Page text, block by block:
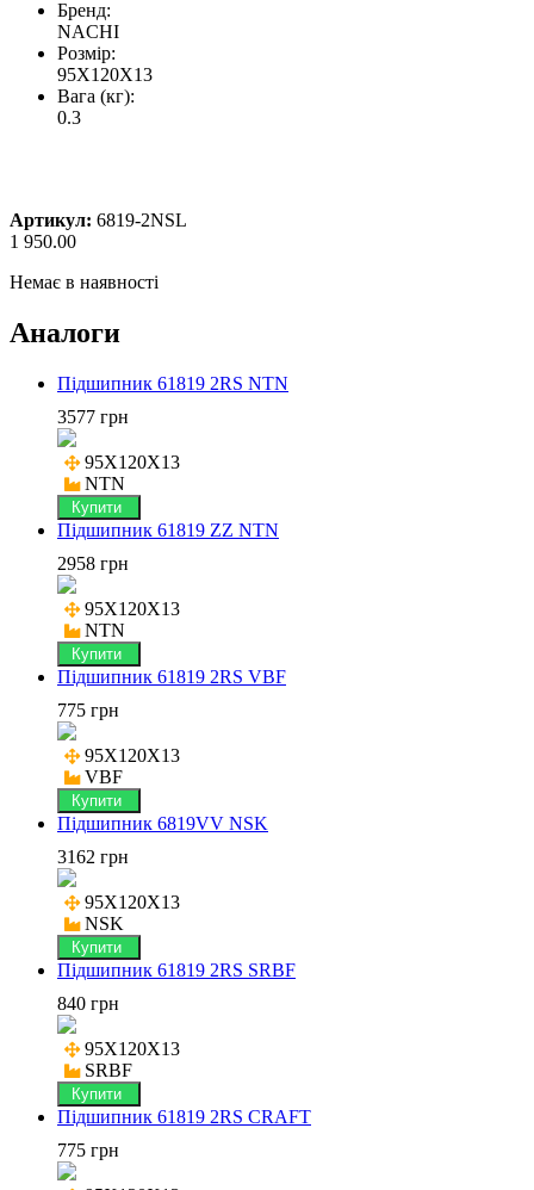
Бренд:
NACHI
Розмір:
95X120X13
Вага (кг):
0.3
Артикул: 6819-2NSL
1 950.00
Немає в наявності
Аналоги
Підшипник 61819 2RS NTN
3577 грн
95X120X13
NTN
Купити
Підшипник 61819 ZZ NTN
2958 грн
95X120X13
NTN
Купити
Підшипник 61819 2RS VBF
775 грн
95X120X13
VBF
Купити
Підшипник 6819VV NSK
3162 грн
95X120X13
NSK
Купити
Підшипник 61819 2RS SRBF
840 грн
95X120X13
SRBF
Купити
Підшипник 61819 2RS CRAFT
775 грн